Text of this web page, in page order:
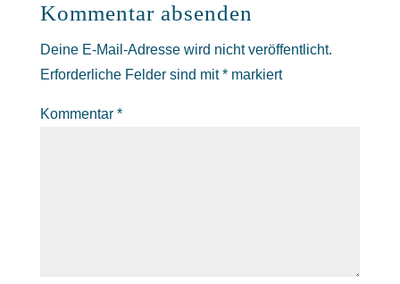
Kommentar absenden
Deine E-Mail-Adresse wird nicht veröffentlicht.
Erforderliche Felder sind mit*markiert
Kommentar *